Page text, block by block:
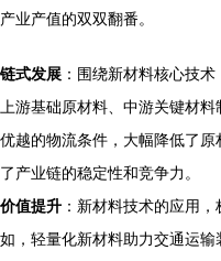
产业产值的双双翻番。
链式发展 ：围绕新材料核心技
上游基础原材料、中游关键材
优越的物流条件，大幅降低了
了产业链的稳定性和竞争力。
价值提升 ：新材料技术的应用
如，轻量化新材料助力交通运